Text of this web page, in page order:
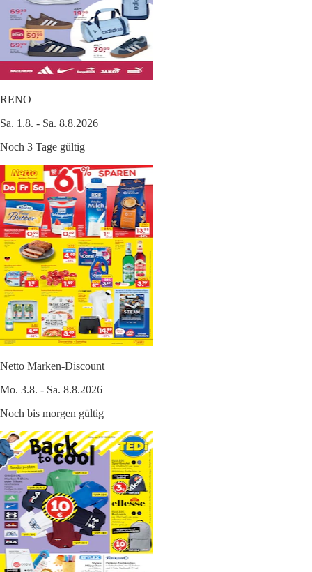
RENO
Sa. 1.8. - Sa. 8.8.2026
Noch 3 Tage gültig
Netto Marken-Discount
Mo. 3.8. - Sa. 8.8.2026
Noch bis morgen gültig